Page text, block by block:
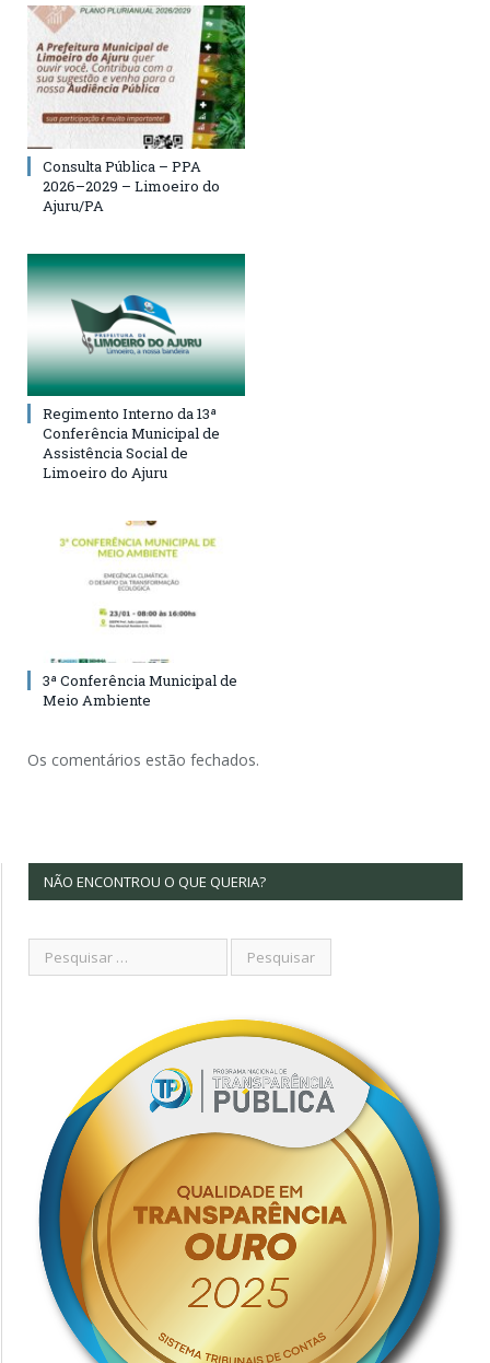
Consulta Pública – PPA
2026–2029 – Limoeiro do
Ajuru/PA
Regimento Interno da 13ª
Conferência Municipal de
Assistência Social de
Limoeiro do Ajuru
3ª Conferência Municipal de
Meio Ambiente
Os comentários estão fechados.
NÃO ENCONTROU O QUE QUERIA?